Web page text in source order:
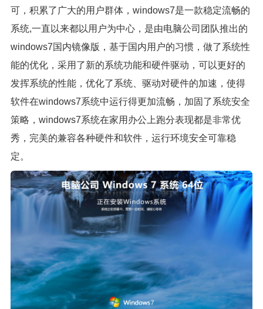
可，积累了广大的用户群体，windows7是一款稳定流畅的
系统,一直以来都以用户为中心，是由电脑公司团队推出的
windows7国内镜像版，基于国内用户的习惯，做了系统性
能的优化，采用了新的系统功能和硬件驱动，可以更好的
发挥系统的性能，优化了系统、驱动对硬件的加速，使得
软件在windows7系统中运行得更加流畅，加固了系统安全
策略，windows7系统在家用办公上跑分表现都是非常优
秀，完美的兼容各种硬件和软件，运行环境安全可靠稳
定。